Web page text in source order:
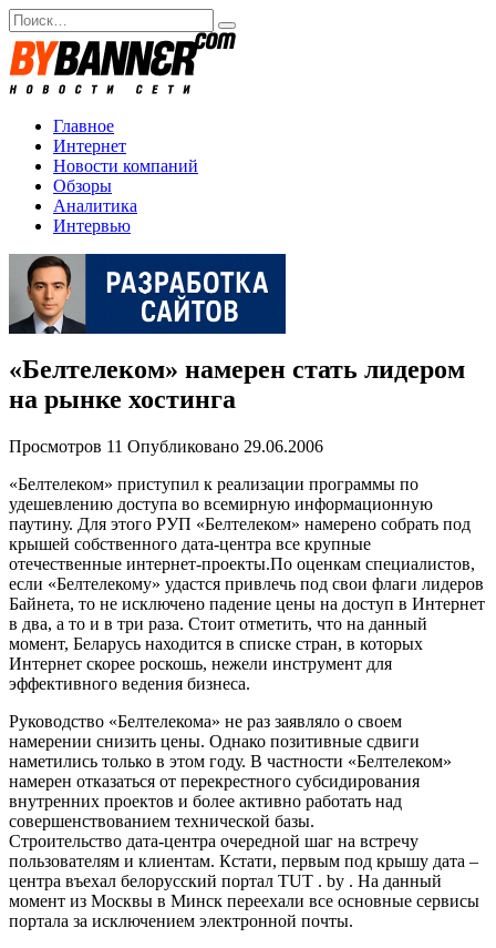
Перейти
к
содержанию
Search
for:
Главное
Интернет
Новости компаний
Обзоры
Аналитика
Интервью
«Белтелеком» намерен стать лидером
на рынке хостинга
Просмотров 11 Опубликовано 29.06.2006
«Белтелеком» приступил к реализации программы по
удешевлению доступа во всемирную информационную
паутину. Для этого РУП «Белтелеком» намерено собрать под
крышей собственного дата-центра все крупные
отечественные интернет-проекты.По оценкам специалистов,
если «Белтелекому» удастся привлечь под свои флаги лидеров
Байнета, то не исключено падение цены на доступ в Интернет
в два, а то и в три раза. Стоит отметить, что на данный
момент, Беларусь находится в списке стран, в которых
Интернет скорее роскошь, нежели инструмент для
эффективного ведения бизнеса.
Руководство «Белтелекома» не раз заявляло о своем
намерении снизить цены. Однако позитивные сдвиги
наметились только в этом году. В частности «Белтелеком»
намерен отказаться от перекрестного субсидирования
внутренних проектов и более активно работать над
совершенствованием технической базы.
Строительство дата-центра очередной шаг на встречу
пользователям и клиентам. Кстати, первым под крышу дата –
центра въехал белорусский портал TUT . by . На данный
момент из Москвы в Минск переехали все основные сервисы
портала за исключением электронной почты.